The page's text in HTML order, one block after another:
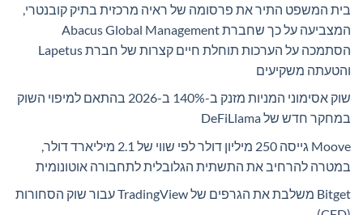
בית המשפט התיר את פרסומה של ראיה מרכזית בתיק קובנטרי,
המצביעה על כך שחברת Abacus Global Management
הסתמכה על הערכות תוחלת חיים קצרות של חברת Lapetus
והטעתה משקיעים
שוק אסימוני המניות מזנק ב-140% ב-2026 בהתאם למיפוי השוק
במחקר חדש של DeFiLlama
Moove גייסה 250 מיליון דולר לפי שווי של 2.1 מיליארד דולר,
במטרה להרחיב את התשתית הגלובלית לתחבורה אוטונומית
Bitget משלבת את הגרפים של TradingView עבור שוק הסחורות